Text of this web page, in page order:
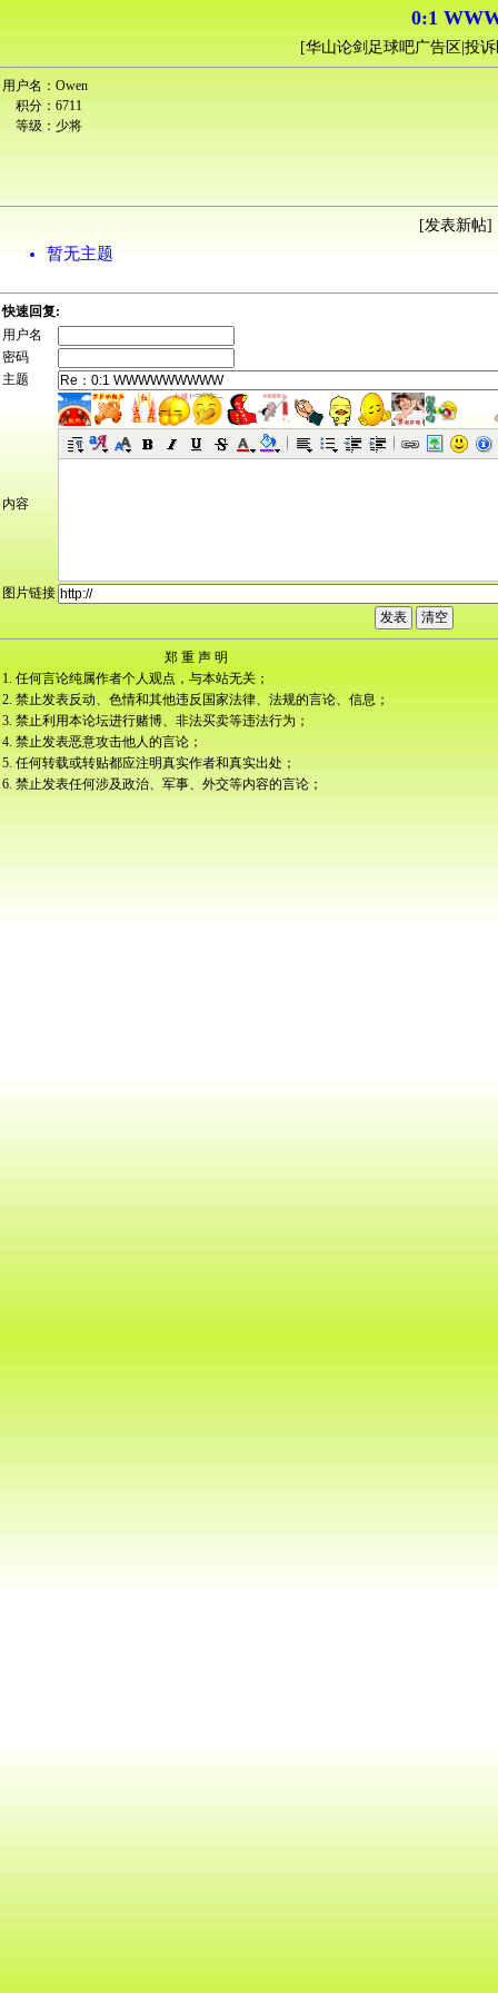
0:1
[华山论剑足球吧广告区|投
用户名： Owen
积分： 6711
等级： 少将
[发表新帖]
暂无主题
快速回复:
用户名
密码
主题
内容
图片链接
郑 重 声 明
1. 任何言论纯属作者个人观点，与本站无关；
2. 禁止发表反动、色情和其他违反国家法律、法规的言论、信息；
3. 禁止利用本论坛进行赌博、非法买卖等违法行为；
4. 禁止发表恶意攻击他人的言论；
5. 任何转载或转贴都应注明真实作者和真实出处；
6. 禁止发表任何涉及政治、军事、外交等内容的言论；